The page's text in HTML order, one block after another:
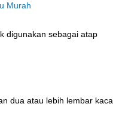
Murah
digunakan sebagai atap
dua atau lebih lembar kaca